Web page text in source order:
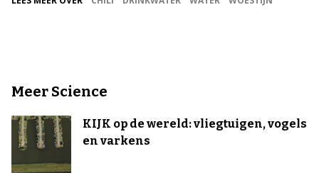
Meer Science
KIJK op de wereld: vliegtuigen, vogels
en varkens